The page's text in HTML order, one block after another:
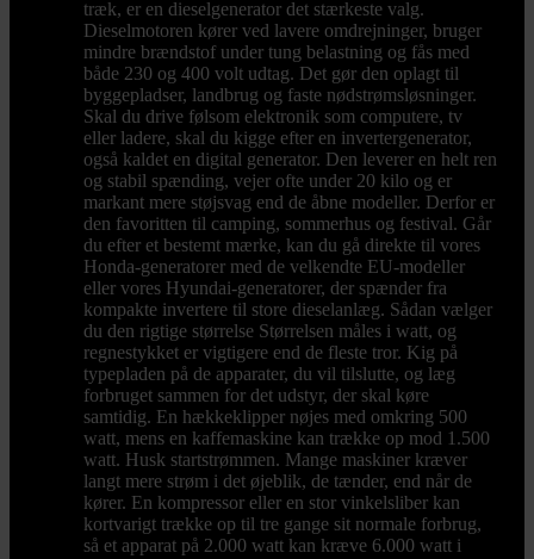
træk, er en dieselgenerator det stærkeste valg.
Dieselmotoren kører ved lavere omdrejninger, bruger
mindre brændstof under tung belastning og fås med
både 230 og 400 volt udtag. Det gør den oplagt til
byggepladser, landbrug og faste nødstrømsløsninger.
Skal du drive følsom elektronik som computere, tv
eller ladere, skal du kigge efter en invertergenerator,
også kaldet en digital generator. Den leverer en helt ren
og stabil spænding, vejer ofte under 20 kilo og er
markant mere støjsvag end de åbne modeller. Derfor er
den favoritten til camping, sommerhus og festival. Går
du efter et bestemt mærke, kan du gå direkte til vores
Honda-generatorer med de velkendte EU-modeller
eller vores Hyundai-generatorer, der spænder fra
kompakte invertere til store dieselanlæg. Sådan vælger
du den rigtige størrelse Størrelsen måles i watt, og
regnestykket er vigtigere end de fleste tror. Kig på
typepladen på de apparater, du vil tilslutte, og læg
forbruget sammen for det udstyr, der skal køre
samtidig. En hækkeklipper nøjes med omkring 500
watt, mens en kaffemaskine kan trække op mod 1.500
watt. Husk startstrømmen. Mange maskiner kræver
langt mere strøm i det øjeblik, de tænder, end når de
kører. En kompressor eller en stor vinkelsliber kan
kortvarigt trække op til tre gange sit normale forbrug,
så et apparat på 2.000 watt kan kræve 6.000 watt i